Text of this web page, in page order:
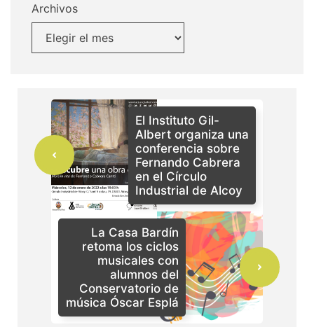
Archivos
El Instituto Gil-
Albert organiza una
conferencia sobre
Fernando Cabrera
en el Círculo
Industrial de Alcoy
La Casa Bardín
retoma los ciclos
musicales con
alumnos del
Conservatorio de
música Óscar Esplá